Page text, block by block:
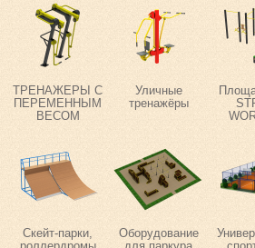
ТРЕНАЖЕРЫ С
ПЕРЕМЕННЫМ
ВЕСОМ
Уличные
тренажёры
Скейт-парки,
Оборудование